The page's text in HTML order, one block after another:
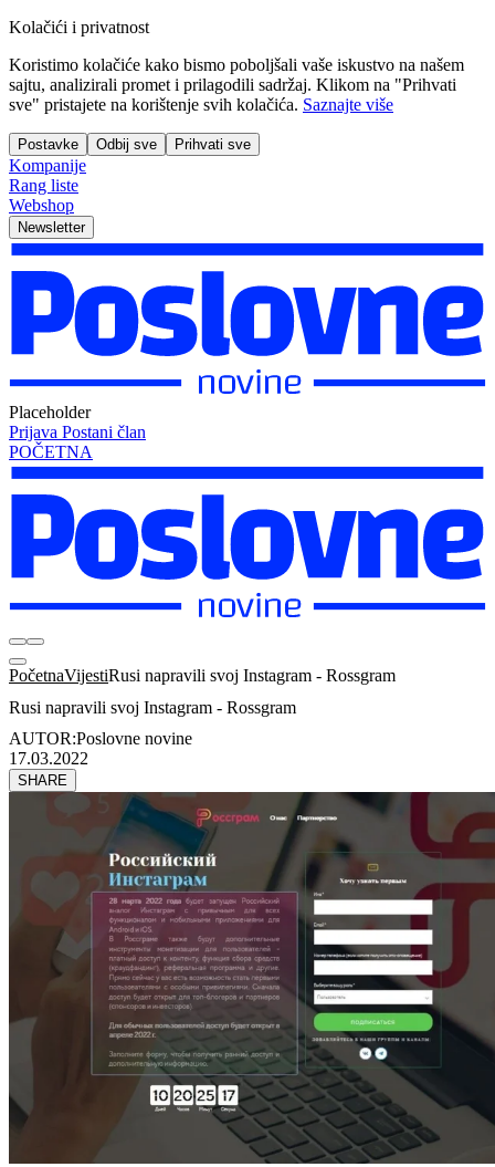
Kolačići i privatnost
Koristimo kolačiće kako bismo poboljšali vaše iskustvo na našem
sajtu, analizirali promet i prilagodili sadržaj. Klikom na "Prihvati
sve" pristajete na korištenje svih kolačića. Saznajte više
Postavke Odbij sve Prihvati sve
Kompanije
Rang liste
Webshop
Newsletter
Placeholder
Prijava Postani član
POČETNA
PočetnaVijestiRusi napravili svoj Instagram - Rossgram
Rusi napravili svoj Instagram - Rossgram
AUTOR:Poslovne novine
17.03.2022
SHARE